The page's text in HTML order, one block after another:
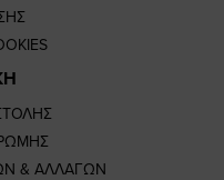
& ΑΛΛΑΓΩΝ